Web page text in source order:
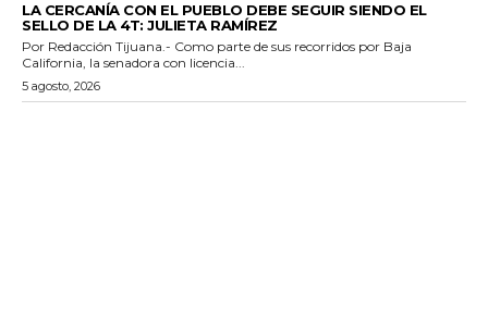
LA CERCANÍA CON EL PUEBLO DEBE SEGUIR SIENDO EL
SELLO DE LA 4T: JULIETA RAMÍREZ
Por Redacción Tijuana.- Como parte de sus recorridos por Baja
California, la senadora con licencia...
5 agosto, 2026